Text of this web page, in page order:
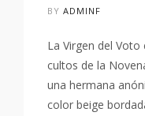
BY ADMINF
La Virgen del
cultos de la
una hermana
color beige